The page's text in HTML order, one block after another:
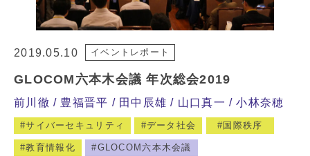
2019.05.10 イベントレポート
GLOCOM六本木会議 年次総会2019
前川徹 豊福晋平 田中辰雄 山口真一 小林奈穂
サイバーセキュリティ データ社会 国際秩序
教育情報化 GLOCOM六本木会議